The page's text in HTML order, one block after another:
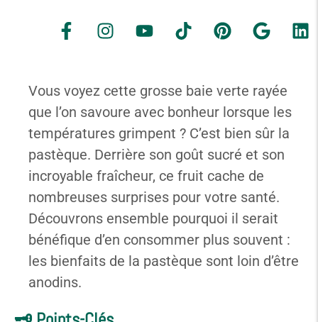
Vous voyez cette grosse baie verte rayée
que l’on savoure avec bonheur lorsque les
températures grimpent ? C’est bien sûr la
pastèque. Derrière son goût sucré et son
incroyable fraîcheur, ce fruit cache de
nombreuses surprises pour votre santé.
Découvrons ensemble pourquoi il serait
bénéfique d’en consommer plus souvent :
les bienfaits de la pastèque sont loin d’être
anodins.